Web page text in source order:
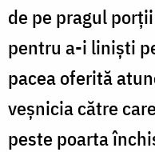
Cincizecimii,
ziua
a
50-
a
de pe pragul
pentru a-i liniști
pacea oferită
veșnicia către
peste poarta